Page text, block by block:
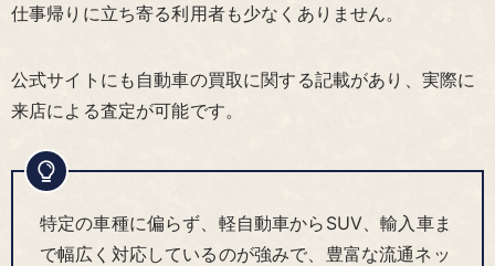
仕事帰りに立ち寄る利用者も少なくありません。
公式サイトにも自動車の買取に関する記載があり、実際に
来店による査定が可能です。
特定の車種に偏らず、軽自動車からSUV、輸入車ま
で幅広く対応しているのが強みで、豊富な流通ネッ